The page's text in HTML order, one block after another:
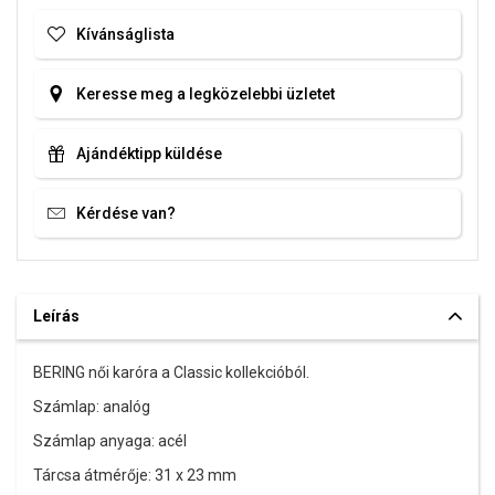
hogy eredeti karórát vásárol, a komplett márkás csomagolásban.
Kívánságlista
Keresse meg a legközelebbi üzletet
Ajándéktipp küldése
Kérdése van?
Leírás
BERING női karóra a Classic kollekcióból.
Számlap: analóg
Számlap anyaga: acél
Tárcsa átmérője: 31 x 23 mm